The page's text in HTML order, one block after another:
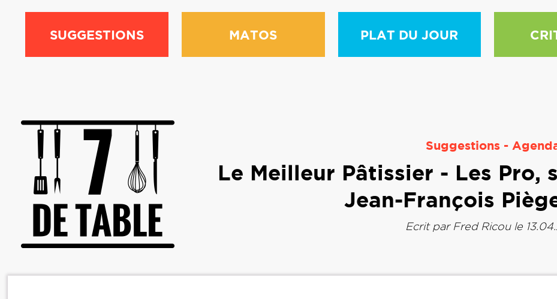
SUGGESTIONS MATOS PLAT DU JOUR
Suggestions -
Le Meilleur Pâtissier - Les Pro,
Jean-François
Ecrit par Fred Ricoule